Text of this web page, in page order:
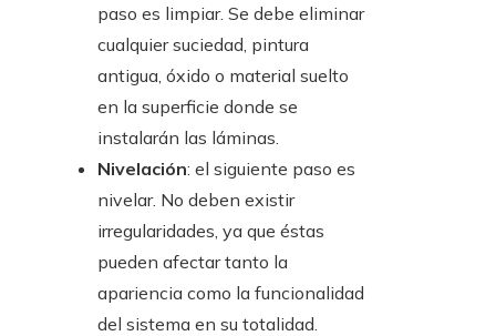
paso es limpiar. Se debe eliminar
cualquier suciedad, pintura
antigua, óxido o material suelto
en la superficie donde se
instalarán las láminas.
Nivelación: el siguiente paso es
nivelar. No deben existir
irregularidades, ya que éstas
pueden afectar tanto la
apariencia como la funcionalidad
del sistema en su totalidad.